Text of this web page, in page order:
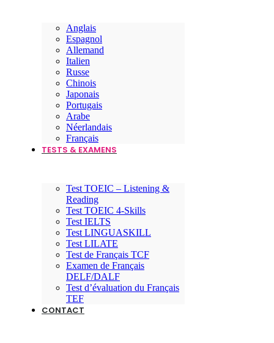
Anglais
Espagnol
Allemand
Italien
Russe
Chinois
Japonais
Portugais
Arabe
Néerlandais
Français
TESTS & EXAMENS
Test TOEIC – Listening &
Reading
Test TOEIC 4-Skills
Test IELTS
Test LINGUASKILL
Test LILATE
Test de Français TCF
Examen de Français
DELF/DALF
Test d’évaluation du Français
TEF
CONTACT